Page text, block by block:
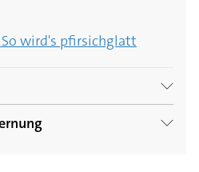
wird's pfirsichglatt
Tipps zum Rasieren